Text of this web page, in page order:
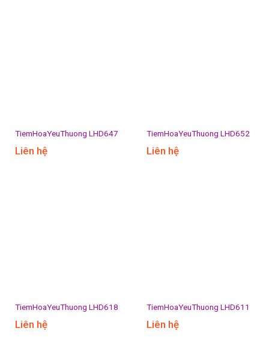
TiemHoaYeuThuong LHD647
Liên hệ
TiemHoaYeuThuong LHD652
Liên hệ
TiemHoaYeuThuong LHD618
Liên hệ
TiemHoaYeuThuong LHD611
Liên hệ